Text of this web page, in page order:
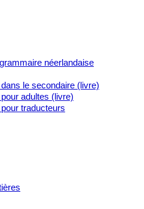
néerlandaise
le secondaire (livre)
adultes (livre)
traducteurs